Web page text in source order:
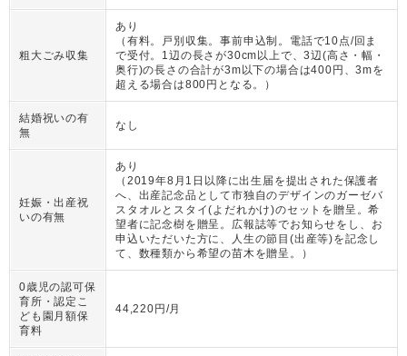
粗大ごみ収集
あり
（ 有料。戸別収集。事前申込制。電話で10点/回ま
で受付。1辺の長さが30cm以上で、3辺(高さ・幅・
奥行)の長さの合計が3m以下の場合は400円、3mを
超える場合は800円となる。
）
結婚祝いの有
無
なし
妊娠・出産祝
いの有無
あり
（ 2019年8月1日以降に出生届を提出された保護者
へ、出産記念品として市独自のデザインのガーゼバ
スタオルとスタイ(よだれかけ)のセットを贈呈。希
望者に記念樹を贈呈。広報誌等でお知らせをし、お
申込いただいた方に、人生の節目(出産等)を記念し
て、数種類から希望の苗木を贈呈。
）
0歳児の認可保
育所・認定こ
ども園月額保
育料
44,220円/月